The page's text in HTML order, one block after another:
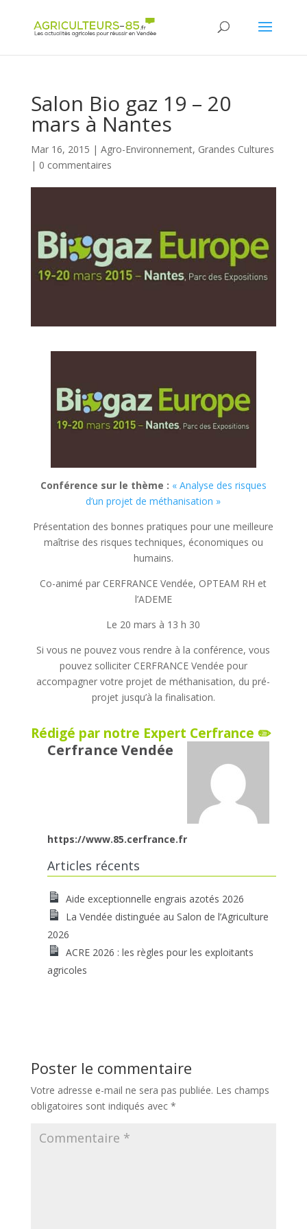
Salon Bio gaz 19 – 20
mars à Nantes
Mar 16, 2015 | Agro-Environnement, Grandes Cultures
| 0 commentaires
Conférence sur le thème : « Analyse des risques
d’un projet de méthanisation »
Présentation des bonnes pratiques pour une meilleure
maîtrise des risques techniques, économiques ou
humains.
Co-animé par CERFRANCE Vendée, OPTEAM RH et
l’ADEME
Le 20 mars à 13 h 30
Si vous ne pouvez vous rendre à la conférence, vous
pouvez solliciter CERFRANCE Vendée pour
accompagner votre projet de méthanisation, du pré-
projet jusqu’à la finalisation.
Rédigé par notre Expert Cerfrance ✏️
Cerfrance Vendée
https://www.85.cerfrance.fr
Articles récents
Aide exceptionnelle engrais azotés 2026
La Vendée distinguée au Salon de l’Agriculture
2026
ACRE 2026 : les règles pour les exploitants
agricoles
Poster le commentaire
Votre adresse e-mail ne sera pas publiée. Les champs
obligatoires sont indiqués avec *